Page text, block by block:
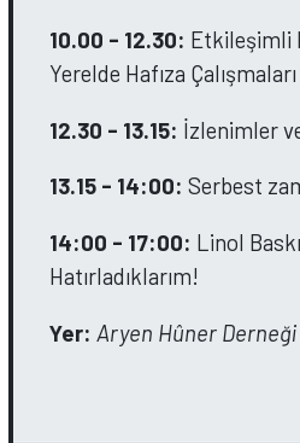
10.00 - 12.30: Etkileşimli
Yerelde Hafıza Çalışmaları
12.30 - 13.15: İzlenimler
13.15 - 14:00: Serbest
14:00 - 17:00: Linol
Hatırladıklarım!
Yer:Aryen Hûner Derneği